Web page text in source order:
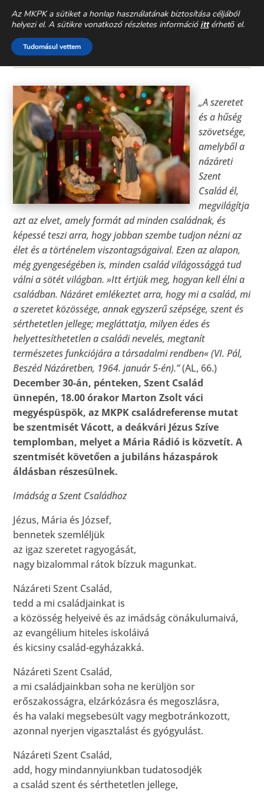
CSALÁDEGYHÁZ» AKTUÁLIS »
SZENT CSALÁD ÜNNEPE
2022. DECEMBER 29.
„A szeretet
és a hűség
szövetsége,
amelyből a
názáreti
Szent
Család él,
megvilágítja
azt az elvet, amely formát ad minden családnak, és
képessé teszi arra, hogy jobban szembe tudjon nézni az
élet és a történelem viszontagságaival. Ezen az alapon,
még gyengeségében is, minden család világossággá tud
válni a sötét világban. »Itt értjük meg, hogyan kell élni a
családban. Názáret emlékeztet arra, hogy mi a család, mi
a szeretet közössége, annak egyszerű szépsége, szent és
sérthetetlen jellege; megláttatja, milyen édes és
helyettesíthetetlen a családi nevelés, megtanít
természetes funkciójára a társadalmi rendben« (VI. Pál,
Beszéd Názáretben, 1964. január 5-én).”(AL, 66.)
December 30-án, pénteken, Szent Család
ünnepén, 18.00 órakor Marton Zsolt váci
megyéspüspök, az MKPK családreferense mutat
be szentmisét Vácott, a deákvári Jézus Szíve
templomban, melyet a Mária Rádió is közvetít. A
szentmisét követően a jubiláns házaspárok
áldásban részesülnek.
Imádság a Szent Családhoz
Jézus, Mária és József,
bennetek szemléljük
az igaz szeretet ragyogását,
nagy bizalommal rátok bízzuk magunkat.
Názáreti Szent Család,
tedd a mi családjainkat is
a közösség helyeivé és az imádság cönákulumaivá,
az evangélium hiteles iskoláivá
és kicsiny család-egyházakká.
Názáreti Szent Család,
a mi családjainkban soha ne kerüljön sor
erőszakosságra, elzárkózásra és megoszlásra,
és ha valaki megsebesült vagy megbotránkozott,
azonnal nyerjen vigasztalást és gyógyulást.
Názáreti Szent Család,
add, hogy mindannyiunkban tudatosodjék
a család szent és sérthetetlen jellege,
Az MKPK a sütiket a honlap használatának biztosítása céljából
helyezi el. A sütikre vonatkozó részletes információ ittérhető el.
Tudomásul vettem